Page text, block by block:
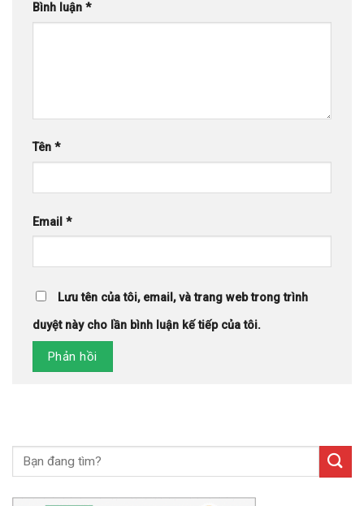
Bình luận *
Tên *
Email *
Lưu tên của tôi, email, và trang web trong trình
duyệt này cho lần bình luận kế tiếp của tôi.